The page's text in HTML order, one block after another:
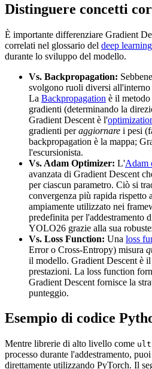
Distinguere concetti
È importante differenziare Gradient
correlati nel glossario del deep
durante lo sviluppo del modello.
Vs. Backpropagation:
svolgono ruoli diversi all'interno
La Backpropagation è il
gradienti (determinando la
Gradient Descent è l'
gradienti peraggiornare i pesi
backpropagation è la mappa;
l'escursionista.
Vs. Adam Optimizer: L'Adam
avanzata di Gradient Descent
per ciascun parametro. Ciò si
convergenza più rapida rispetto
ampiamente utilizzato nei
predefinita per l'addestramento
YOLO26 grazie alla sua
Vs. Loss Function: Una loss
Error o Cross-Entropy) misura
il modello. Gradient Descent è il
prestazioni. La loss function
Gradient Descent fornisce la
punteggio.
Esempio di codice
Mentre librerie di alto livello come
processo durante l'addestramento,
direttamente utilizzando PyTorch. Il